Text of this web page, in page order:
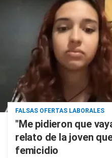
FALSAS OFERTAS LABORALES
"Me pidieron que
relato de la joven
femicidio